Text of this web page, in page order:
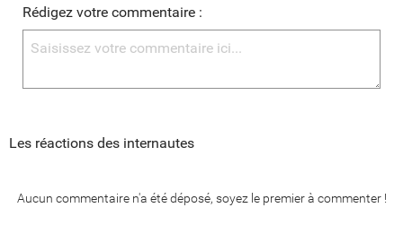
Rédigez votre commentaire :
Les réactions des internautes
Aucun commentaire n'a été déposé, soyez le premier à commenter !